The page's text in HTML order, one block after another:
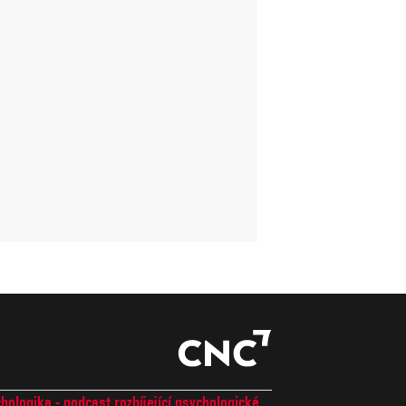
- podcast rozbíjející psychologické